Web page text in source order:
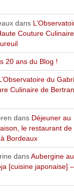
dans
Couture Culinaire
20 ans du Blog !
du
Culinaire de
dans Déjeuner au
le restaurant de
Bordeaux
dansAubergine au
[cuisine japonaise] –